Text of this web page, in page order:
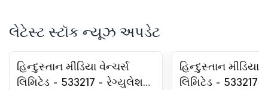
લેટેસ્ટ સ્ટૉક ન્યૂઝ અપડેટ
હિન્દુસ્તાન મીડિયા વેન્ચર્સ
લિમિટેડ - 533217 - રેગ્યુલેશન
હિન્દુસ્તાન મીડિયા
લિમિટેડ -